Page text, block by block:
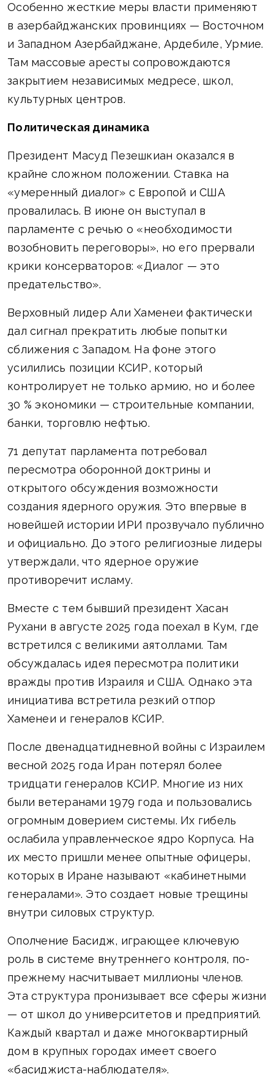
Особенно жесткие меры власти применяют
в азербайджанских провинциях — Восточном
и Западном Азербайджане, Ардебиле, Урмие.
Там массовые аресты сопровождаются
закрытием независимых медресе, школ,
культурных центров.
Политическая динамика
Президент Масуд Пезешкиан оказался в
крайне сложном положении. Ставка на
«умеренный диалог» с Европой и США
провалилась. В июне он выступал в
парламенте с речью о «необходимости
возобновить переговоры», но его прервали
крики консерваторов: «Диалог — это
предательство».
Верховный лидер Али Хаменеи фактически
дал сигнал прекратить любые попытки
сближения с Западом. На фоне этого
усилились позиции КСИР, который
контролирует не только армию, но и более
30 % экономики — строительные компании,
банки, торговлю нефтью.
71 депутат парламента потребовал
пересмотра оборонной доктрины и
открытого обсуждения возможности
создания ядерного оружия. Это впервые в
новейшей истории ИРИ прозвучало публично
и официально. До этого религиозные лидеры
утверждали, что ядерное оружие
противоречит исламу.
Вместе с тем бывший президент Хасан
Рухани в августе 2025 года поехал в Кум, где
встретился с великими аятоллами. Там
обсуждалась идея пересмотра политики
вражды против Израиля и США. Однако эта
инициатива встретила резкий отпор
Хаменеи и генералов КСИР.
После двенадцатидневной войны с Израилем
весной 2025 года Иран потерял более
тридцати генералов КСИР. Многие из них
были ветеранами 1979 года и пользовались
огромным доверием системы. Их гибель
ослабила управленческое ядро Корпуса. На
их место пришли менее опытные офицеры,
которых в Иране называют «кабинетными
генералами». Это создает новые трещины
внутри силовых структур.
Ополчение Басидж, играющее ключевую
роль в системе внутреннего контроля, по-
прежнему насчитывает миллионы членов.
Эта структура пронизывает все сферы жизни
— от школ до университетов и предприятий.
Каждый квартал и даже многоквартирный
дом в крупных городах имеет своего
«басиджиста-наблюдателя».